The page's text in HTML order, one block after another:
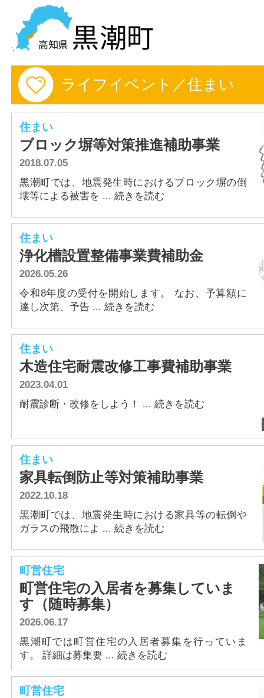
HOME
まちの情報
各課情報
事業者の方へ
FAQ
アクセス
黒潮町の情報を探す
ライフイベント／住まい
住まい
ブロック塀等対策推進補助事業
2018.07.05
黒潮町では、地震発生時におけるブロック塀の倒
壊等による被害を ... 続きを読む
住まい
浄化槽設置整備事業費補助金
2026.05.26
令和8年度の受付を開始します。 なお、予算額に
達し次第、予告 ... 続きを読む
住まい
木造住宅耐震改修工事費補助事業
2023.04.01
耐震診断・改修をしよう！ ... 続きを読む
住まい
家具転倒防止等対策補助事業
2022.10.18
黒潮町では、地震発生時における家具等の転倒や
ガラスの飛散によ ... 続きを読む
町営住宅
町営住宅の入居者を募集していま
す（随時募集）
2026.06.17
黒潮町では町営住宅の入居者募集を行っていま
す。 詳細は募集要 ... 続きを読む
町営住宅